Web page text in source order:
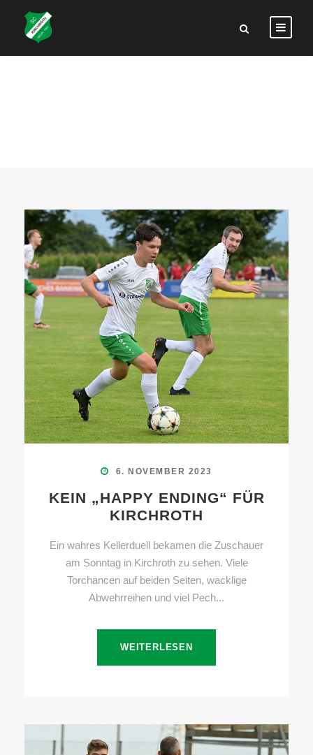
6. NOVEMBER 2023
KEIN „HAPPY ENDING“ FÜR
KIRCHROTH
Ein wahres Kellerduell bekamen die Zuschauer
am Sonntag in Kirchroth zu sehen. Viele
Torchancen auf beiden Seiten, wacklige
Abwehrreihen und viel Pech...
WEITERLESEN